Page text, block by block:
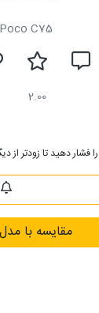
C75
2.00
فشار دهید تا زودتر از
مقایسه با